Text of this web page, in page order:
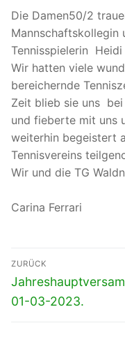
Die Damen50/2
Mannschaftskollegin
Tennisspielerin Heidi
Wir hatten viele
bereichernde
Zeit blieb sie uns
und fieberte mit uns
weiterhin begeistert
Tennisvereins
Wir und die TG
Carina Ferrari
ZURÜCK
Vorheriger
Beitrag:
01-03-2023.